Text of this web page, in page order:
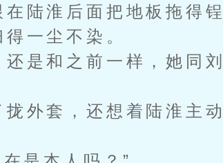
淮后面把地板拖得锃
一尘不染。
和之前一样，她同刘
套，还想着陆淮主动